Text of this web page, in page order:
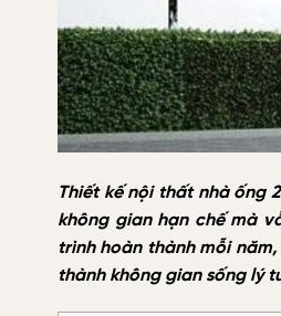
Thiết kế nội thất nhà ống
không gian hạn chế mà
trình hoàn thành mỗi
thành không gian sống lý